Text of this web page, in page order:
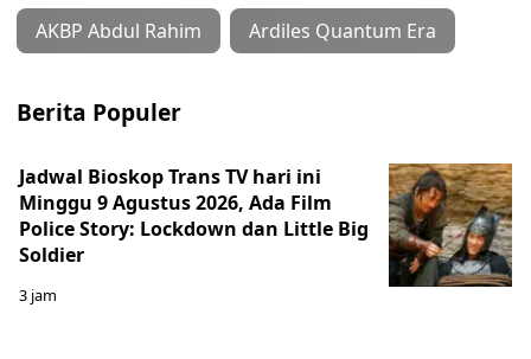
AKBP Abdul Rahim Ardiles Quantum Era
Berita Populer
Jadwal Bioskop Trans TV hari ini
Minggu 9 Agustus 2026, Ada Film
Police Story: Lockdown dan Little Big
Soldier
3 jam